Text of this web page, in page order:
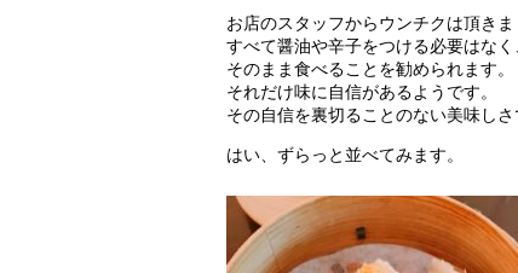
お店のスタッフからウンチクは頂き
すべて醤油や辛子をつける必要はなく
そのまま食べることを勧められます。
それだけ味に自信があるようです。
その自信を裏切ることのない美味しさ
はい、ずらっと並べてみます。